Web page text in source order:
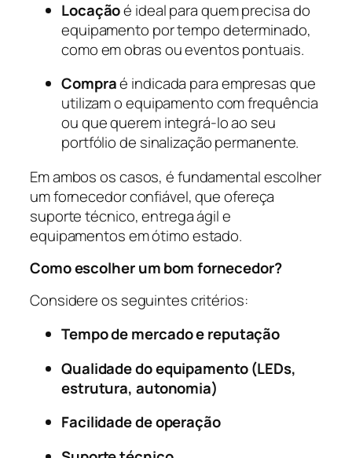
Locaçãoé ideal para quem precisa do
equipamento por tempo determinado,
como em obras ou eventos pontuais.
Compraé indicada para empresas que
utilizam o equipamento com frequência
ou que querem integrá-lo ao seu
portfólio de sinalização permanente.
Em ambos os casos, é fundamental escolher
um fornecedor confiável, que ofereça
suporte técnico, entrega ágil e
equipamentos em ótimo estado.
Como escolher um bom fornecedor?
Considere os seguintes critérios:
Tempo de mercado e reputação
Qualidade do equipamento (LEDs,
estrutura, autonomia)
Facilidade de operação